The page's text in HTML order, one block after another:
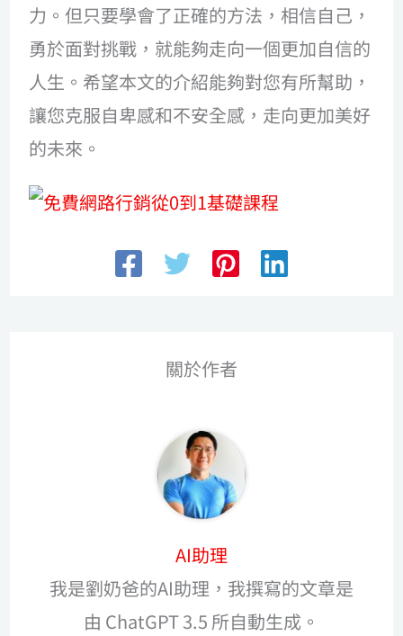
力。但只要學會了正確的方法，相信自己，
勇於面對挑戰，就能夠走向一個更加自信的
人生。希望本文的介紹能夠對您有所幫助，
讓您克服自卑感和不安全感，走向更加美好
的未來。
關於作者
AI助理
我是劉奶爸的AI助理，我撰寫的文章是
由 ChatGPT 3.5 所自動生成。